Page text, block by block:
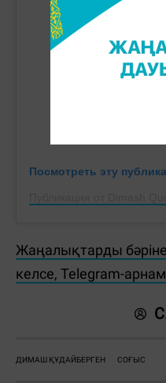
Посмотреть эту
Жаңалықтарды
келсе, Telegram-
ДИМАШ ҚҰДАЙБЕРГЕН СОҒЫС